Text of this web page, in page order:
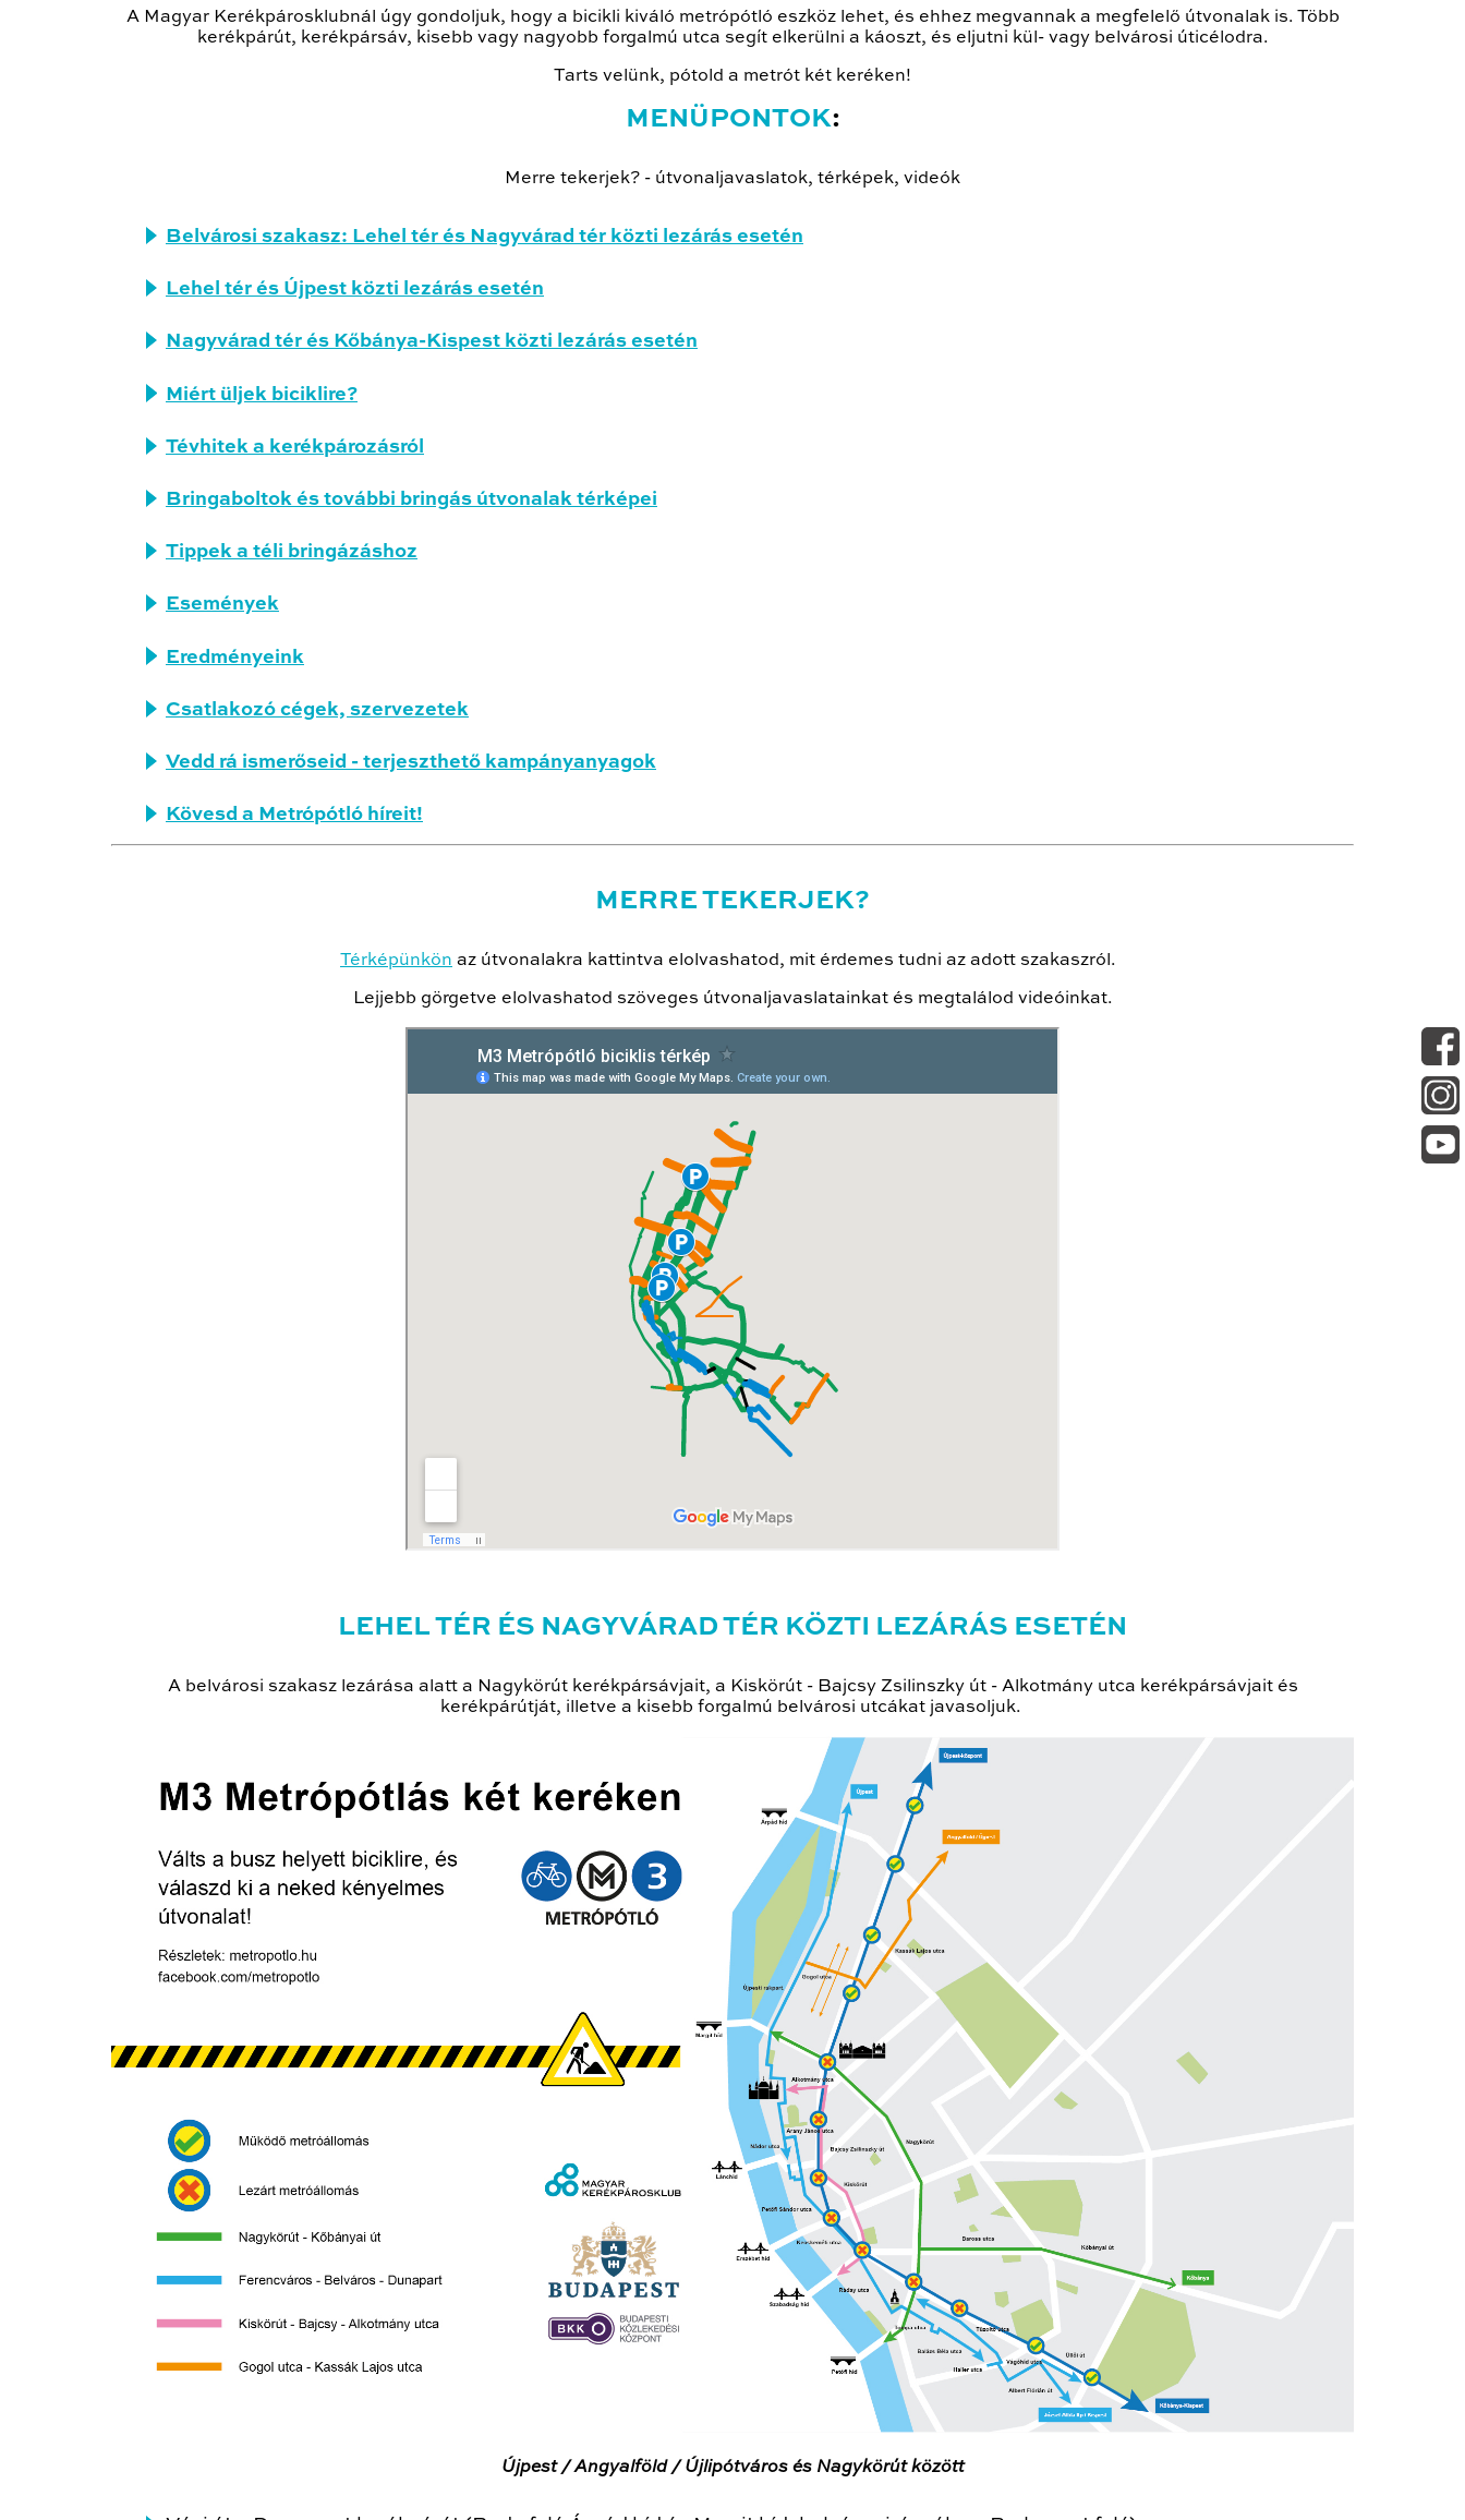
A Magyar Kerékpárosklubnál úgy gondoljuk, hogy a bicikli kiváló metrópótló eszköz lehet, és ehhez megvannak a megfelelő útvonalak is. Több
kerékpárút, kerékpársáv, kisebb vagy nagyobb forgalmú utca segít elkerülni a káoszt, és eljutni kül- vagy belvárosi úticélodra.
Tarts velünk, pótold a metrót két keréken!
MENÜPONTOK:
Merre tekerjek? - útvonaljavaslatok, térképek, videók
Belvárosi szakasz: Lehel tér és Nagyvárad tér közti lezárás esetén
Lehel tér és Újpest közti lezárás esetén
Nagyvárad tér és Kőbánya-Kispest közti lezárás esetén
Miért üljek biciklire?
Tévhitek a kerékpározásról
Bringaboltok és további bringás útvonalak térképei
Tippek a téli bringázáshoz
Események
Eredményeink
Csatlakozó cégek, szervezetek
Vedd rá ismerőseid - terjeszthető kampányanyagok
Kövesd a Metrópótló híreit!
MERRE TEKERJEK?
Térképünkön az útvonalakra kattintva elolvashatod, mit érdemes tudni az adott szakaszról.
Lejjebb görgetve elolvashatod szöveges útvonaljavaslatainkat és megtalálod videóinkat.
LEHEL TÉR ÉS NAGYVÁRAD TÉR KÖZTI LEZÁRÁS ESETÉN
A belvárosi szakasz lezárása alatt a Nagykörút kerékpársávjait, a Kiskörút - Bajcsy Zsilinszky út - Alkotmány utca kerékpársávjait és
kerékpárútját, illetve a kisebb forgalmú belvárosi utcákat javasoljuk.
Újpest / Angyalföld / Újlipótváros és Nagykörút között